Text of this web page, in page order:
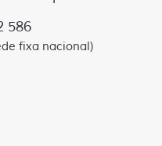
586
fixa nacional)